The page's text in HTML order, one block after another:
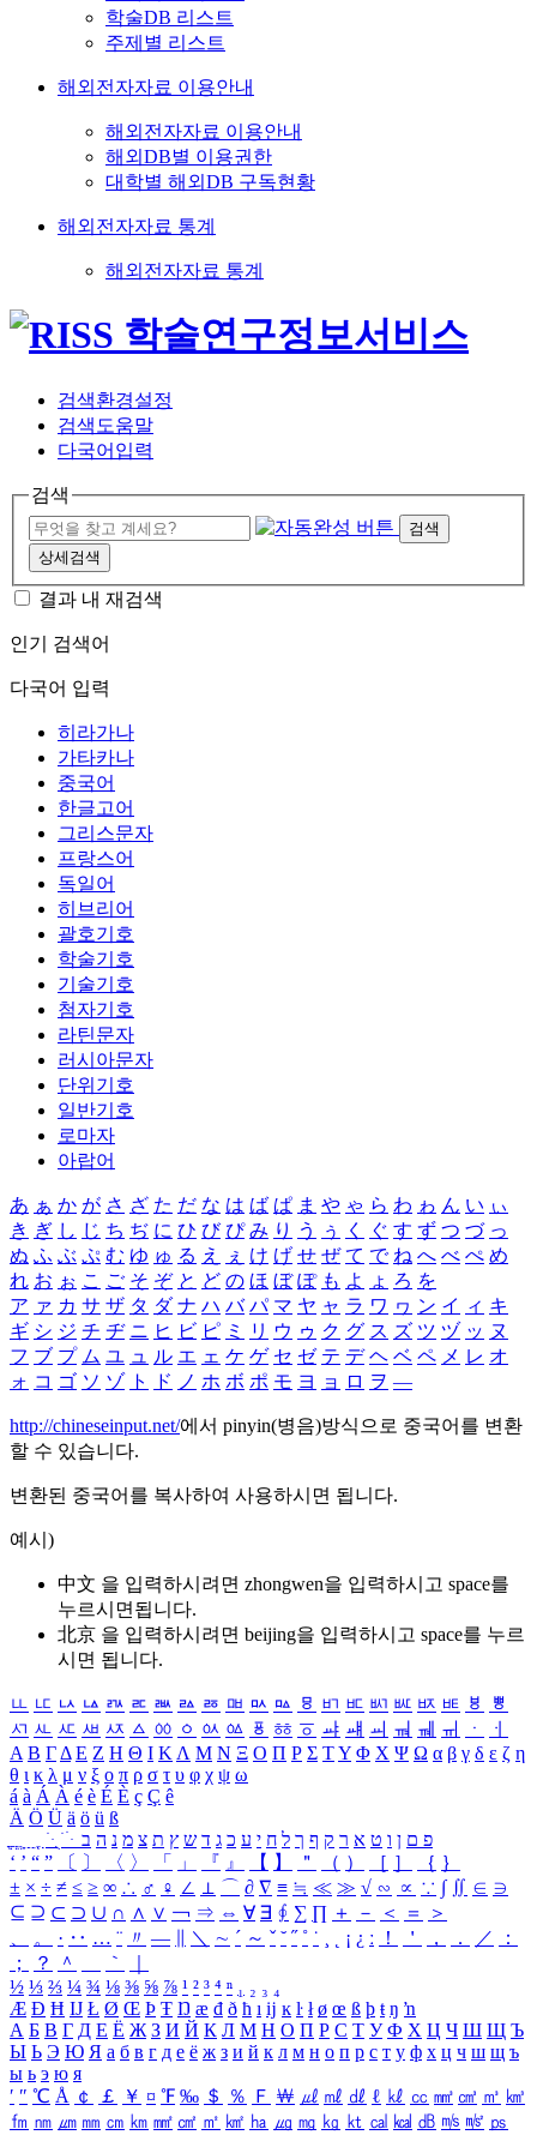
학술DB 리스트
주제별 리스트
해외전자자료 이용안내
해외전자자료 이용안내
해외DB별 이용권한
대학별 해외DB 구독현황
해외전자자료 통계
해외전자자료 통계
검색환경설정
검색도움말
다국어입력
검색
검색
상세검색
결과 내 재검색
인기 검색어
다국어 입력
히라가나
가타카나
중국어
한글고어
그리스문자
프랑스어
독일어
히브리어
괄호기호
학술기호
기술기호
첨자기호
라틴문자
러시아문자
단위기호
일반기호
로마자
아랍어
あ ぁ か が さ ざ た だ な は ば ぱ ま や ゃ ら わ ゎ ん い ぃ
き ぎ し じ ち ぢ に ひ び ぴ み り う ぅ く ぐ す ず つ づ っ
ぬ ふ ぶ ぷ む ゆ ゅ る え ぇ け げ せ ぜ て で ね へ べ ぺ め
れ お ぉ こ ご そ ぞ と ど の ほ ぼ ぽ も よ ょ ろ を
ア ァ カ サ ザ タ ダ ナ ハ バ パ マ ヤ ャ ラ ワ ヮ ン イ ィ キ
ギ シ ジ チ ヂ ニ ヒ ビ ピ ミ リ ウ ゥ ク グ ス ズ ツ ヅ ッ ヌ
フ ブ プ ム ユ ュ ル エ ェ ケ ゲ セ ゼ テ デ ヘ ベ ペ メ レ オ
ォ コ ゴ ソ ゾ ト ド ノ ホ ボ ポ モ ヨ ョ ロ ヲ ―
http://chineseinput.net/에서 pinyin(병음)방식으로 중국어를 변환
할 수 있습니다.
변환된 중국어를 복사하여 사용하시면 됩니다.
예시)
中文 을 입력하시려면 zhongwen을 입력하시고 space를
누르시면됩니다.
北京 을 입력하시려면 beijing을 입력하시고 space를 누르
시면 됩니다.
ㅥ ㅦ ㅧ ㅨ ㅩ ㅪ ㅫ ㅬ ㅭ ㅮ ㅯ ㅰ ㅱ ㅲ ㅳ ㅴ ㅵ ㅶ ㅷ ㅸ
ㅹ
ㅺ ㅻ ㅼ ㅽ ㅾ ㅿ ㆀ ㆁ ㆂ ㆃ ㆄ ㆅ ㆆ ㆇ ㆈ ㆉ ㆊ ㆋ ㆌ ㆍ
ㆎ
Α Β ΓΔ Ε Ζ Η Θ Ι ΚΛ Μ Ν Ξ Ο Π Ρ Σ ΤΥ Φ Χ Ψ Ω α β γ δ ε ζ η
θ ι κ λ μ ν ξ ο π ρ σ τ υ φ χ ψ ω
á à Á À é è É È ç Ç ê
Ä Ö Ü ä ö ü ß
ִֶֹ ֻּ ׁׂ פ ם ן ו ט א ר ק ף ך ל ח י ע כ ג ד ש ץ ת צ מ נ ה ב
‘ ’ “ ” 〔 〕 〈 〉 「 」 『 』 【 】 ＂ （ ） ［ ］ ｛ ｝
± × ÷ ≠ ≤ ≥ ∞ ∴ ♂ ♀ ∠ ⊥ ⌒ ∂ ∇ ≡ ≒ ≪ ≫ √ ∽ ∝ ∵ ∫ ∬ ∈ ∋
⊆ ⊇ ⊂ ⊃ ∪ ∩ ∧ ∨ ￢ ⇒ ⇔ ∀ ∃ ∮ ∑ ∏ ＋ － ＜ ＝
＞
、
。 · ‥ … ¨ 〃 ― ＼ ∼ ´ ～ ˇ ˘ ˝ ˚ ˙ ¸ ¡ ¿ ː ！ ＇ ， ． ／
：
；
？ ＾ ｀
½ ⅓ ⅔ ¼ ¾ ⅛ ⅜ ⅝ ⅞ ¹ ² ³ ⁴ ⁿ ₁ ₂ ₃ ₄
Æ Ð Ħ Ĳ Ł Ø Œ Þ Ŧ Ŋ æ đ ð ħ ı ĳ ĸ ŀ ł ø œ ß þ ŧ ŋ ŉ
А Б В Г Д Е Ё Ж З И Й К Л М Н О П Р С Т У Ф Х Ц Ч Ш Щ Ъ
Ы Ь Э Ю Я а б в г д е ё ж з и й к л м н о п р с т у ф х ц ч ш щ ъ
ы ь э ю я
′ ″ ℃ Å ￠ ￡ ￥ ¤ ℉ ‰ ＄ ％ Ｆ ￦ ㎕ ㎖ ㎗ ℓ ㎘ ㏄ ㎣ ㎤ ㎥ ㎦
㎙ ㎚ ㎛ ㎜ ㎝ ㎞ ㎟ ㎠ ㎡ ㎢ ㏊ ㎍ ㎎ ㎏ ㏏ ㎈ ㎉ ㏈ ㎧ ㎨ ㎰